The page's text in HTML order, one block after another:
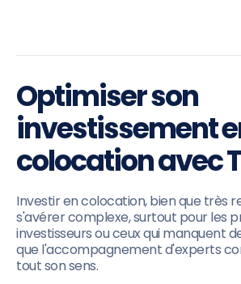
Optimiser son
investissement
colocation avec
Investir en colocation, bien que très
s'avérer complexe, surtout pour les
investisseurs ou ceux qui manquent
que l'accompagnement d'experts
tout son sens.